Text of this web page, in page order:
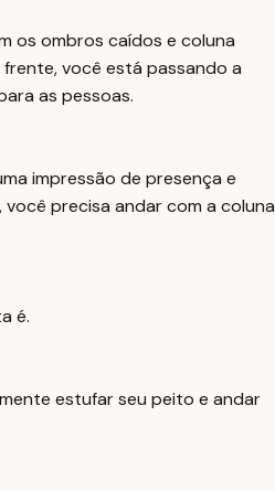
os ombros caídos e coluna
você está passando a
as pessoas.
impressão de presença e
precisa andar com a coluna
é.
estufar seu peito e andar